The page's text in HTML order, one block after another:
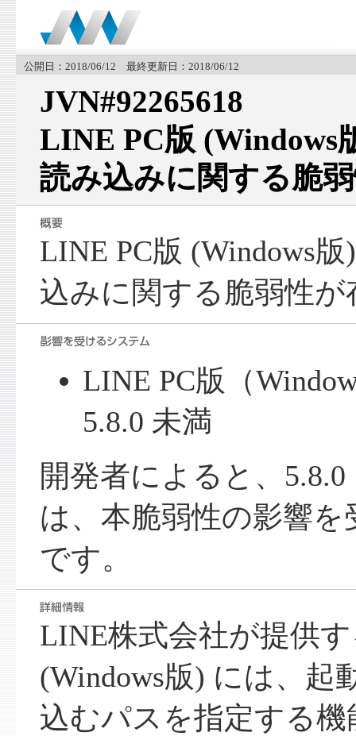
公開日：2018/06/12 最終更新日：2018/06/12
JVN#92265618
LINE PC版 (Windows
読み込みに関する脆
LINE PC版 (Windows
込みに関する脆弱性
LINE PC版（
5.8.0 未満
開発者によると、
は、本脆弱性の影響
です。
LINE株式会社が提供
(Windows版) には、起
込むパスを指定する